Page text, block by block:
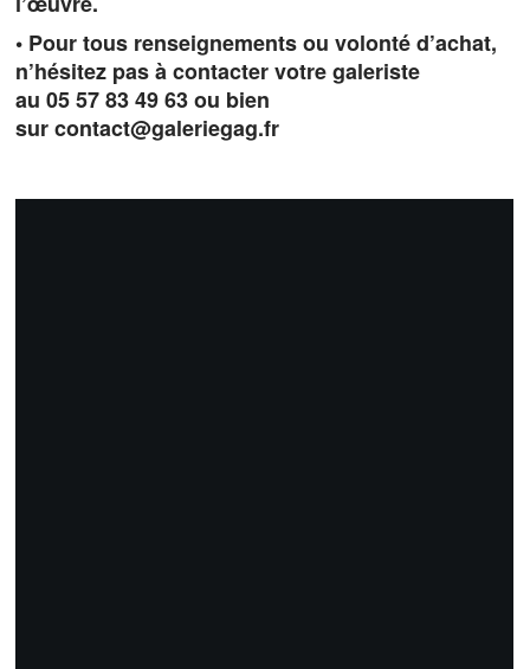
• Pour tous renseignements ou volonté d’achat,
n’hésitez pas à contacter votre galeriste
au 05 57 83 49 63 ou bien
surcontact@galeriegag.fr